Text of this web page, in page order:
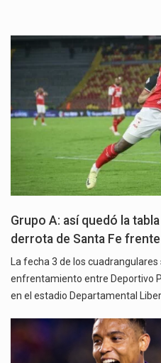
Grupo A: así quedó la
derrota de Santa Fe
La fecha 3 de los
enfrentamiento entre Deportivo
en el estadio Departamental